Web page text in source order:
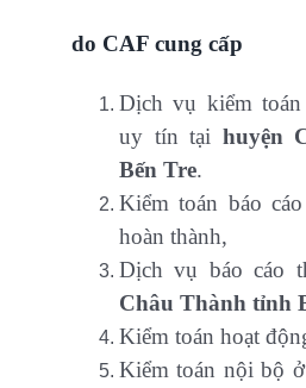
do CAF cung cấp
Dịch vụ kiểm
uy tín tại huyện
Bến Tre.
Kiểm toán báo
hoàn thành,
Dịch vụ báo cáo
Châu Thành tỉnh
Kiểm toán hoạt
Kiểm toán nội bộ